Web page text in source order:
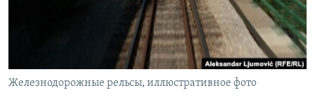
УКРАИНСКАЯ ПРОБЛЕМА КРЫМА
Железнодорожные рельсы, иллюстративное фото